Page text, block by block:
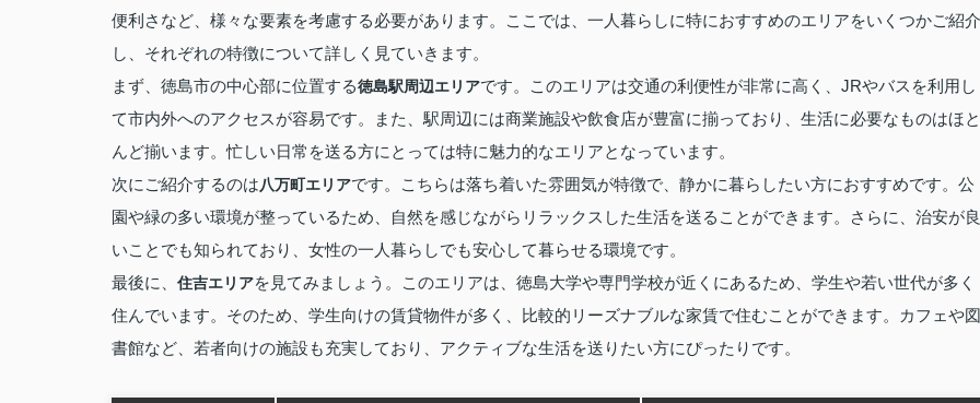
便利さなど、様々な要素を考慮する必要があります。ここでは、一人暮らしに特におすすめのエリアをいくつかご紹介
し、それぞれの特徴について詳しく見ていきます。
まず、徳島市の中心部に位置する徳島駅周辺エリアです。このエリアは交通の利便性が非常に高く、JRやバスを利用し
て市内外へのアクセスが容易です。また、駅周辺には商業施設や飲食店が豊富に揃っており、生活に必要なものはほと
んど揃います。忙しい日常を送る方にとっては特に魅力的なエリアとなっています。
次にご紹介するのは八万町エリアです。こちらは落ち着いた雰囲気が特徴で、静かに暮らしたい方におすすめです。公
園や緑の多い環境が整っているため、自然を感じながらリラックスした生活を送ることができます。さらに、治安が良
いことでも知られており、女性の一人暮らしでも安心して暮らせる環境です。
最後に、 住吉エリアを見てみましょう。このエリアは、徳島大学や専門学校が近くにあるため、学生や若い世代が多く
住んでいます。そのため、学生向けの賃貸物件が多く、比較的リーズナブルな家賃で住むことができます。カフェや図
書館など、若者向けの施設も充実しており、アクティブな生活を送りたい方にぴったりです。